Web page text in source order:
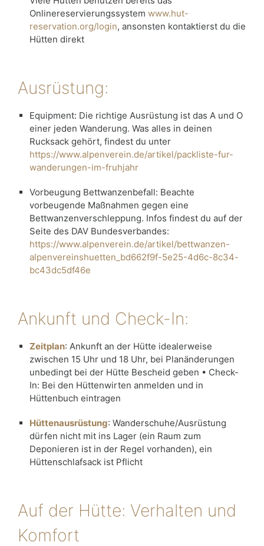
Onlinereservierungssystem www.hut-
reservation.org/login, ansonsten kontaktierst du die
Hütten direkt
Ausrüstung:
Equipment: Die richtige Ausrüstung ist das A und O
einer jeden Wanderung. Was alles in deinen
Rucksack gehört, findest du unter
https://www.alpenverein.de/artikel/packliste-fur-
wanderungen-im-fruhjahr
Vorbeugung Bettwanzenbefall: Beachte
vorbeugende Maßnahmen gegen eine
Bettwanzenverschleppung. Infos findest du auf der
Seite des DAV Bundesverbandes:
https://www.alpenverein.de/artikel/bettwanzen-
alpenvereinshuetten_bd662f9f-5e25-4d6c-8c34-
bc43dc5df46e
Ankunft und Check-In:
Zeitplan: Ankunft an der Hütte idealerweise
zwischen 15 Uhr und 18 Uhr, bei Planänderungen
unbedingt bei der Hütte Bescheid geben • Check-
In: Bei den Hüttenwirten anmelden und in
Hüttenbuch eintragen
Hüttenausrüstung: Wanderschuhe/Ausrüstung
dürfen nicht mit ins Lager (ein Raum zum
Deponieren ist in der Regel vorhanden), ein
Hüttenschlafsack ist Pflicht
Auf der Hütte: Verhalten und
Komfort